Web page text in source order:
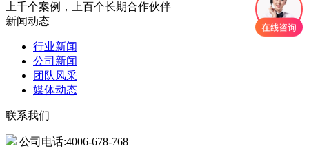
上千个案例，上百个长期合作伙伴
新闻动态
行业新闻
公司新闻
团队风采
媒体动态
联系我们
公司电话:4006-678-768